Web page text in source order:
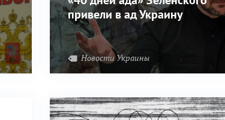
привели в ад Украину
Новости Украины